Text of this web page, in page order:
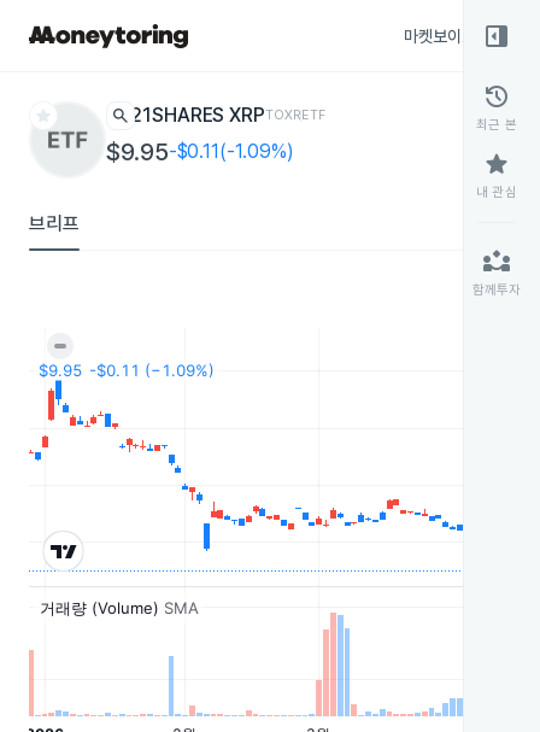
마켓보이스
star search 21SHARES XRPTOXRETF
$9.95-$0.11(-1.09%)
브리프
right_panel_open
history
최근 본
star
내 관심
partner_exchange
함께투자